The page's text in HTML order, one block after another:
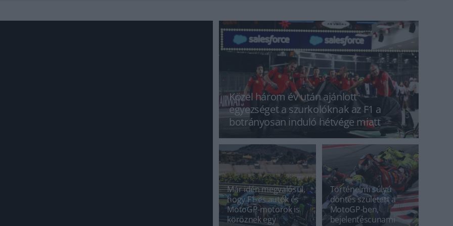
Közel három év után ajánlott
egyezséget a szurkolóknak az F1 a
botrányosan induló hétvége miatt
Már idén megvalósul,
hogy F1-es autók és
MotoGP-motorok is
köröznek egy
Történelmi súlyú
döntés született a
MotoGP-ben,
bejelentéscunami